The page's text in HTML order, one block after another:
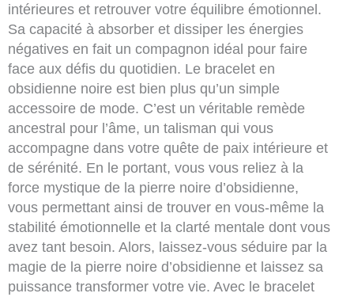
intérieures et retrouver votre équilibre émotionnel.
Sa capacité à absorber et dissiper les énergies
négatives en fait un compagnon idéal pour faire
face aux défis du quotidien. Le bracelet en
obsidienne noire est bien plus qu’un simple
accessoire de mode. C’est un véritable remède
ancestral pour l’âme, un talisman qui vous
accompagne dans votre quête de paix intérieure et
de sérénité. En le portant, vous vous reliez à la
force mystique de la pierre noire d’obsidienne,
vous permettant ainsi de trouver en vous-même la
stabilité émotionnelle et la clarté mentale dont vous
avez tant besoin. Alors, laissez-vous séduire par la
magie de la pierre noire d’obsidienne et laissez sa
puissance transformer votre vie. Avec le bracelet